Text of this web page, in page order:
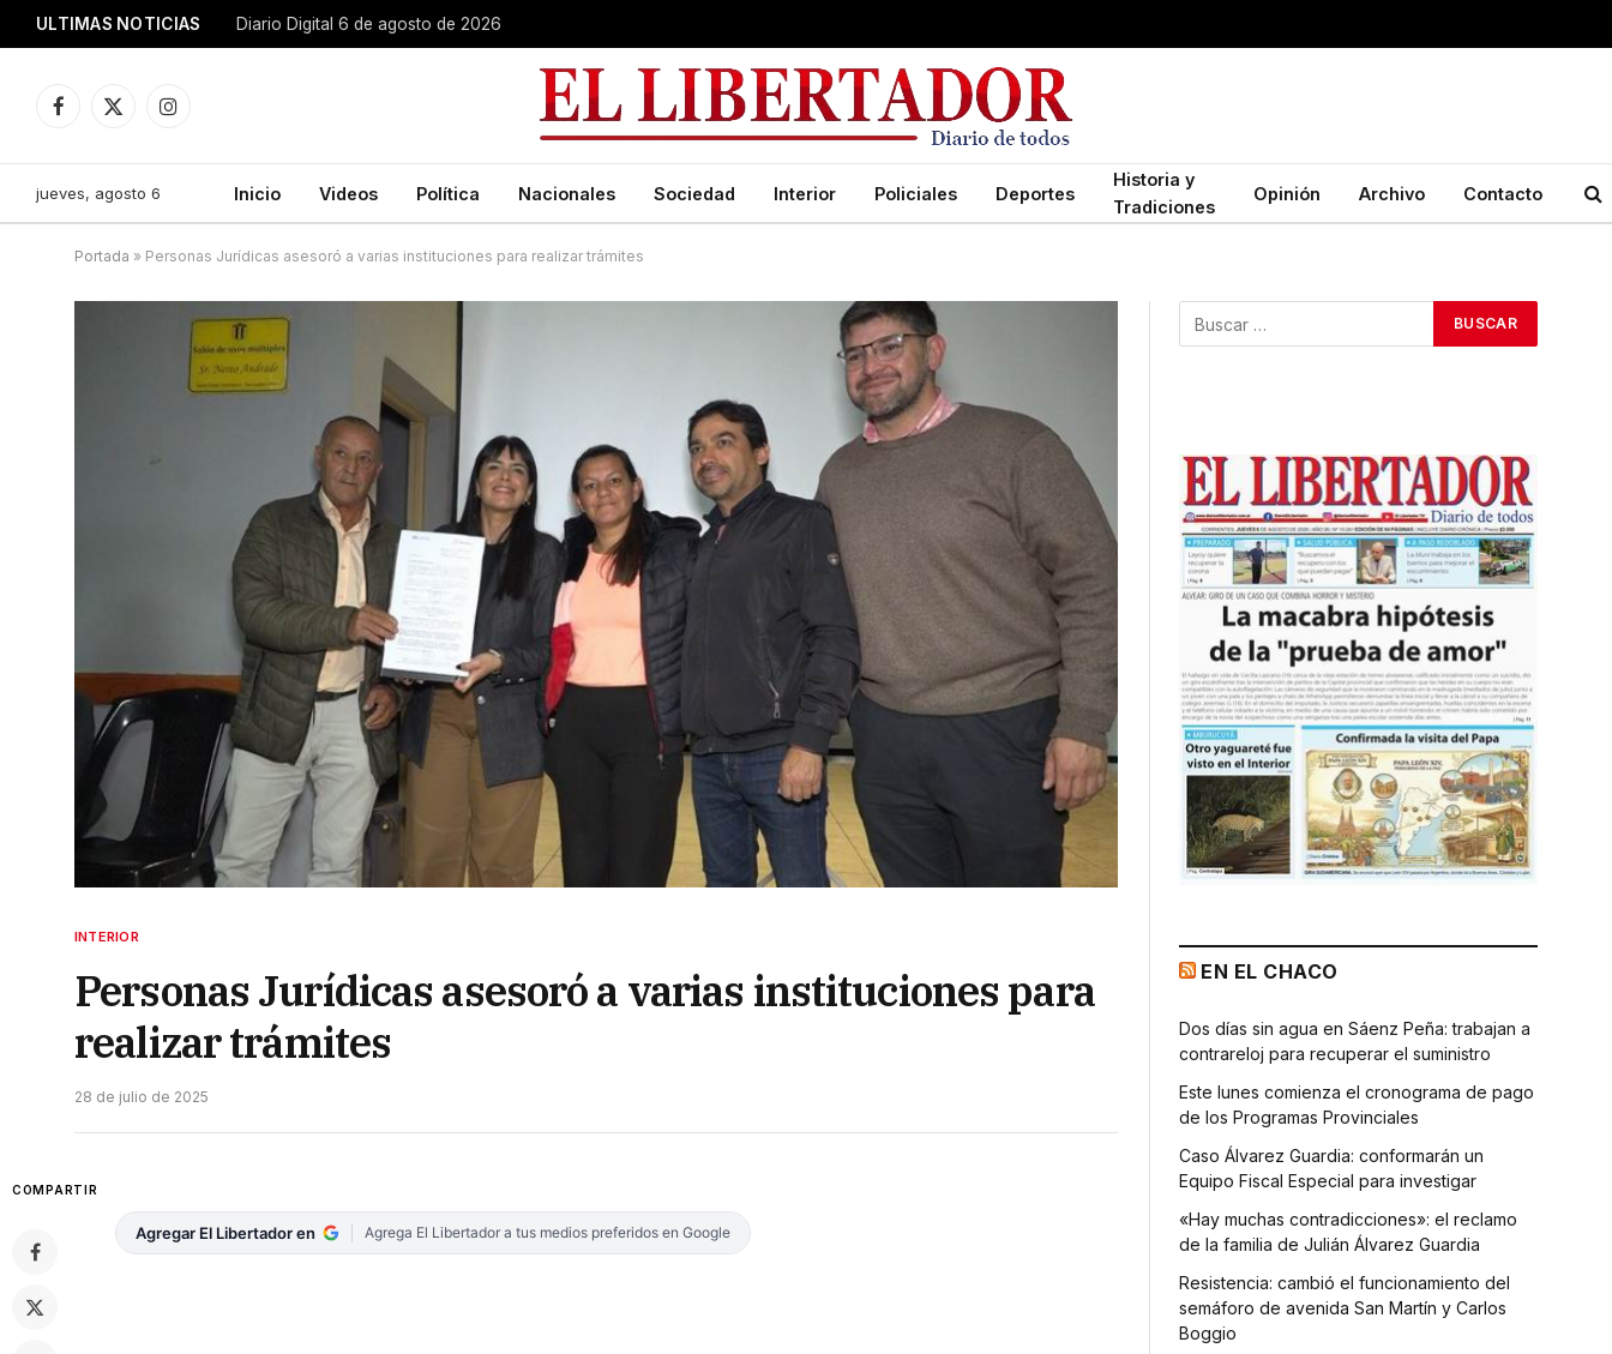
ULTIMAS NOTICIAS Diario Digital 6 de agosto de 2026
Facebook
X
Instagram
jueves, agosto 6 Inicio Videos Política Nacionales Sociedad Interior Policiales Deportes
Historia y
Tradiciones
Opinión Archivo Contacto
Portada » Personas Jurídicas asesoró a varias instituciones para realizar trámites
INTERIOR
Personas Jurídicas asesoró a varias instituciones para
realizar trámites
28 de julio de 2025
COMPARTIR
Agregar El Libertador en Agrega El Libertador a tus medios preferidos en Google
EN EL CHACO
Dos días sin agua en Sáenz Peña: trabajan a
contrareloj para recuperar el suministro
Este lunes comienza el cronograma de pago
de los Programas Provinciales
Caso Álvarez Guardia: conformarán un
Equipo Fiscal Especial para investigar
«Hay muchas contradicciones»: el reclamo
de la familia de Julián Álvarez Guardia
Resistencia: cambió el funcionamiento del
semáforo de avenida San Martín y Carlos
Boggio